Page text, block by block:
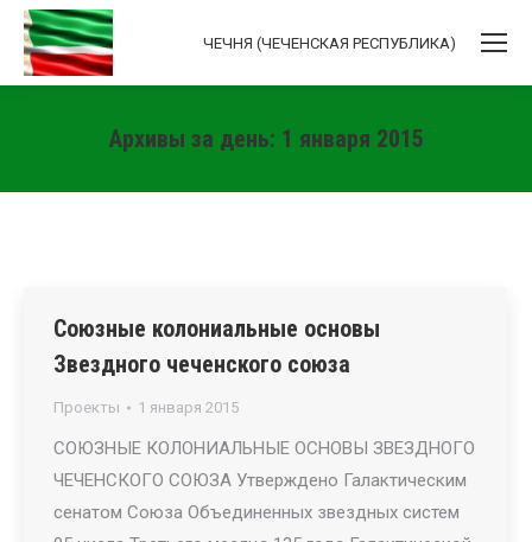
ЧЕЧНЯ (ЧЕЧЕНСКАЯ РЕСПУБЛИКА)
Архивы за день: 1 января 2015
Союзные колониальные основы
Звездного чеченского союза
Проекты 1 января 2015
СОЮЗНЫЕ КОЛОНИАЛЬНЫЕ ОСНОВЫ ЗВЕЗДНОГО
ЧЕЧЕНСКОГО СОЮЗА Утверждено Галактическим
сенатом Союза Объединенных звездных систем